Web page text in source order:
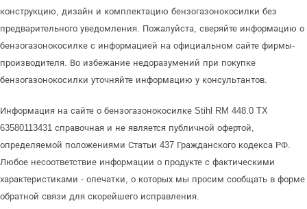
конструкцию, дизайн и комплектацию бензогазонокосилки без
предварительного уведомления. Пожалуйста, сверяйте информацию о
бензогазонокосилке с информацией на официальном сайте фирмы-
производителя. Во избежание недоразумений при покупке
бензогазонокосилки уточняйте информацию у консультантов.
Информация на сайте о бензогазонокосилке Stihl RM 448.0 TX
63580113431 справочная и не является публичной офертой,
определяемой положениями Статьи 437 Гражданского кодекса РФ.
Любое несоответствие информации о продукте с фактическими
характеристиками - опечатки, о которых мы просим сообщать в форме
обратной связи для скорейшего исправления.